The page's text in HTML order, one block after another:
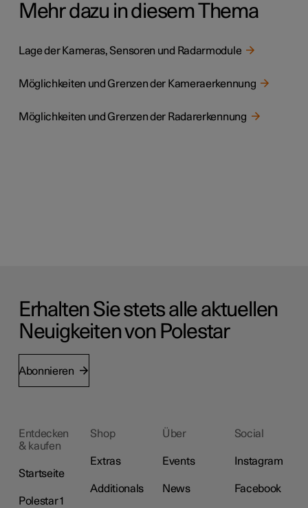
Mehr dazu in diesem Thema
Lage der Kameras, Sensoren und Radarmodule
Möglichkeiten und Grenzen der Kameraerkennung
Möglichkeiten und Grenzen der Radarerkennung
Erhalten Sie stets alle aktuellen
Neuigkeiten von Polestar
Abonnieren
Entdecken
& kaufen
Startseite
Polestar 1
Shop
Extras
Additionals
Über
Events
News
Social
Instagram
Facebook